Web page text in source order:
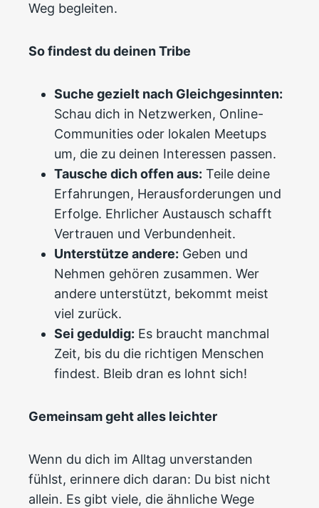
Weg begleiten.
So findest du deinen Tribe
Suche gezielt nach Gleichgesinnten:
Schau dich in Netzwerken, Online-
Communities oder lokalen Meetups
um, die zu deinen Interessen passen.
Tausche dich offen aus: Teile deine
Erfahrungen, Herausforderungen und
Erfolge. Ehrlicher Austausch schafft
Vertrauen und Verbundenheit.
Unterstütze andere: Geben und
Nehmen gehören zusammen. Wer
andere unterstützt, bekommt meist
viel zurück.
Sei geduldig: Es braucht manchmal
Zeit, bis du die richtigen Menschen
findest. Bleib dran es lohnt sich!
Gemeinsam geht alles leichter
Wenn du dich im Alltag unverstanden
fühlst, erinnere dich daran: Du bist nicht
allein. Es gibt viele, die ähnliche Wege